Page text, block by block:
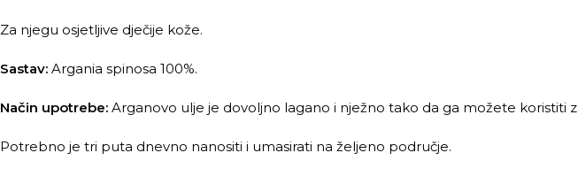
Za njegu osjetljive dječije kože.
Sastav: Argania spinosa 100%.
Način upotrebe: Arganovo ulje je dovoljno lagano i nježno tako da ga možete koristiti
Potrebno je tri puta dnevno nanositi i umasirati na željeno područje.